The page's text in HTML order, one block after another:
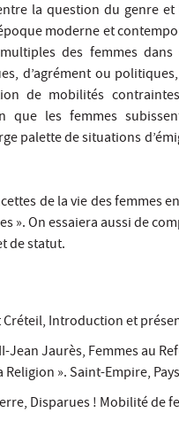
la question du genre
moderne et
des femmes
d’agrément ou
de mobilités
que les femmes
palette de situations
de la vie des femmes
». On essaiera aussi de
de statut.
Créteil, Introduction et
Jaurès, Femmes au
». Saint-Empire,
Disparues ! Mobilité de